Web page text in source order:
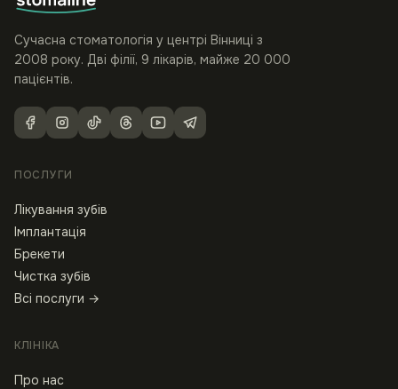
Сучасна стоматологія у центрі Вінниці з
2008 року. Дві філії, 9 лікарів, майже 20 000
пацієнтів.
ПОСЛУГИ
Лікування зубів
Імплантація
Брекети
Чистка зубів
Всі послуги →
КЛІНІКА
Про нас